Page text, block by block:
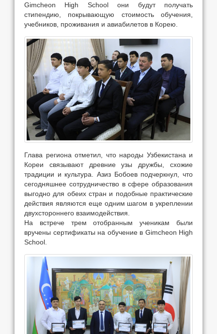
Gimcheon High School они будут получать
стипендию, покрывающую стоимость обучения,
учебников, проживания и авиабилетов в Корею.
Глава региона отметил, что народы Узбекистана и
Кореи связывают древние узы дружбы, схожие
традиции и культура. Азиз Бобоев подчеркнул, что
сегодняшнее сотрудничество в сфере образования
выгодно для обеих стран и подобные практические
действия являются еще одним шагом в укреплении
двухстороннего взаимодействия.
На встрече трем отобранным ученикам были
вручены сертификаты на обучение в Gimcheon High
School.